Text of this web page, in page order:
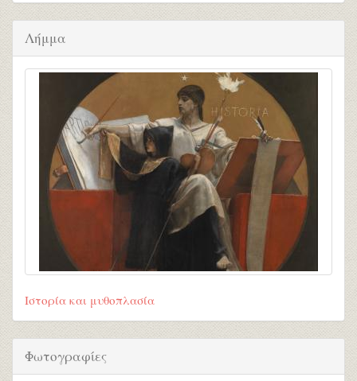
Λήμμα
Ιστορία και μυθοπλασία
Φωτογραφίες